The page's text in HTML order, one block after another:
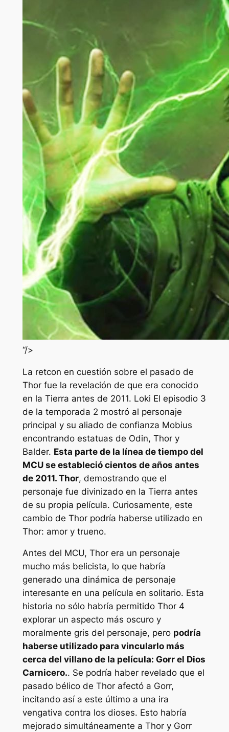
“/>
La retcon en cuestión sobre el pasado de
Thor fue la revelación de que era conocido
en la Tierra antes de 2011. Loki El episodio 3
de la temporada 2 mostró al personaje
principal y su aliado de confianza Mobius
encontrando estatuas de Odin, Thor y
Balder. Esta parte de la línea de tiempo del
MCU se estableció cientos de años antes
de 2011. Thor, demostrando que el
personaje fue divinizado en la Tierra antes
de su propia película. Curiosamente, este
cambio de Thor podría haberse utilizado en
Thor: amor y trueno.
Antes del MCU, Thor era un personaje
mucho más belicista, lo que habría
generado una dinámica de personaje
interesante en una película en solitario. Esta
historia no sólo habría permitido Thor 4
explorar un aspecto más oscuro y
moralmente gris del personaje, pero podría
haberse utilizado para vincularlo más
cerca del villano de la película: Gorr el Dios
Carnicero.. Se podría haber revelado que el
pasado bélico de Thor afectó a Gorr,
incitando así a este último a una ira
vengativa contra los dioses. Esto habría
mejorado simultáneamente a Thor y Gorr